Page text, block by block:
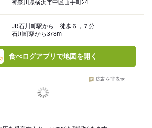
神奈川県横浜市中区山手町24
JR石川町駅から 徒歩６，７分
石川町駅から378m
食べログアプリで地図を開く
広告を非表示